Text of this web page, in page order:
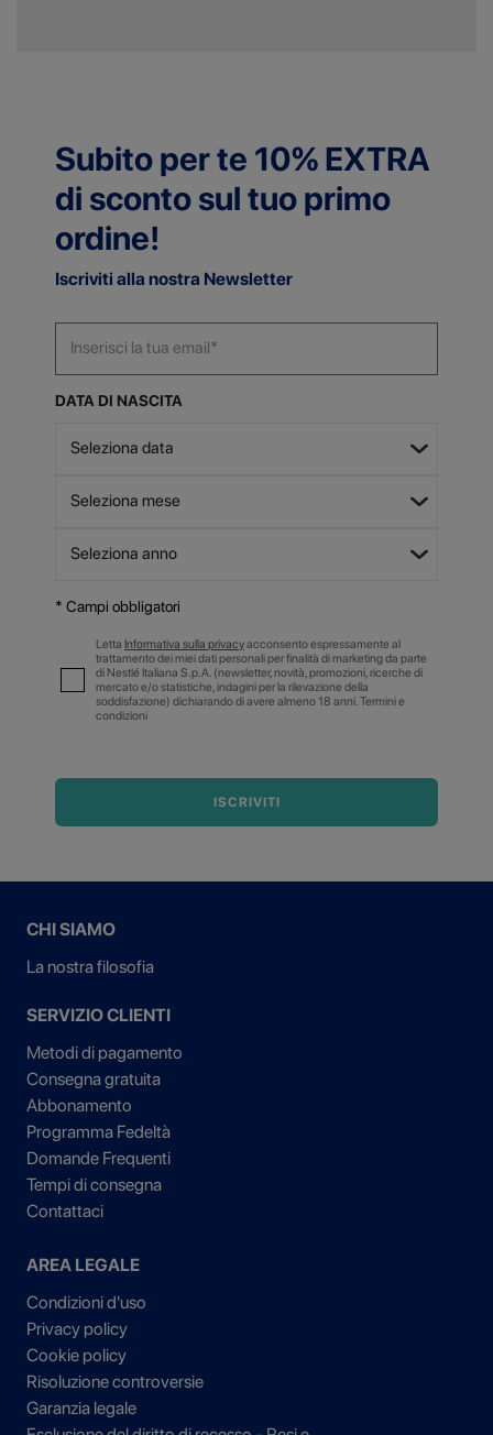
Subito per te 10% EXTRA
di sconto sul tuo primo
ordine!
Iscriviti alla nostra Newsletter
DATA DI NASCITA
* Campi obbligatori
Letta Informativa sulla privacyacconsento espressamente al
trattamento dei miei dati personali per finalità di marketing da parte
di Nestlé Italiana S.p.A. (newsletter, novità, promozioni, ricerche di
mercato e/o statistiche, indagini per la rilevazione della
soddisfazione) dichiarando di avere almeno 18 anni. Termini e
condizioni
ISCRIVITI
CHI SIAMO
La nostra filosofia
SERVIZIO CLIENTI
Metodi di pagamento
Consegna gratuita
Abbonamento
Programma Fedeltà
Domande Frequenti
Tempi di consegna
Contattaci
AREA LEGALE
Condizioni d'uso
Privacy policy
Cookie policy
Risoluzione controversie
Garanzia legale